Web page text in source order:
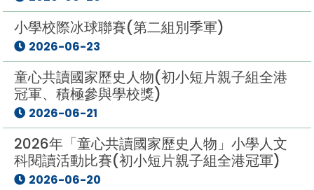
小學校際冰球聯賽(第二組別季軍)
2026-06-23
童心共讀國家歷史人物(初小短片親子組全港
冠軍、積極參與學校獎)
2026-06-21
2026年「童心共讀國家歷史人物」小學人文
科閱讀活動比賽(初小短片親子組全港冠軍)
2026-06-20